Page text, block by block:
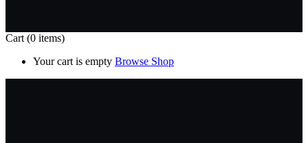
Cart (0 items)
Your cart is empty Browse Shop